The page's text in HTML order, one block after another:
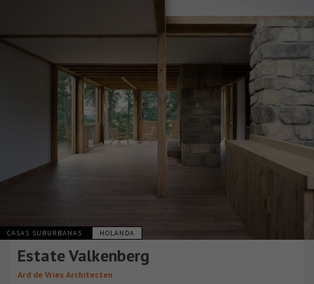
CASAS SUBURBANAS HOLANDA
Estate Valkenberg
Ard de Vries Architecten